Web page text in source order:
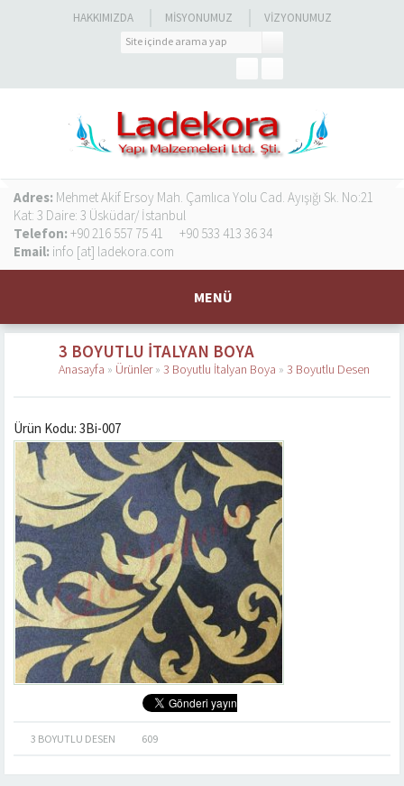
HAKKIMIZDA MISYONUMUZ VIZYONUMUZ
Adres: Mehmet Akif Ersoy Mah. Çamlıca Yolu Cad. Ayışığı Sk. No:21
Kat: 3 Daire: 3 Üsküdar/ İstanbul
Telefon: +90 216 557 75 41
+90 533 413 36 34
Email: info [at] ladekora.com
MENÜ
3 BOYUTLU İTALYAN BOYA
Anasayfa » Ürünler» 3 Boyutlu İtalyan Boya » 3 Boyutlu Desen
Ürün Kodu: 3Bi-007
3 BOYUTLU DESEN 609